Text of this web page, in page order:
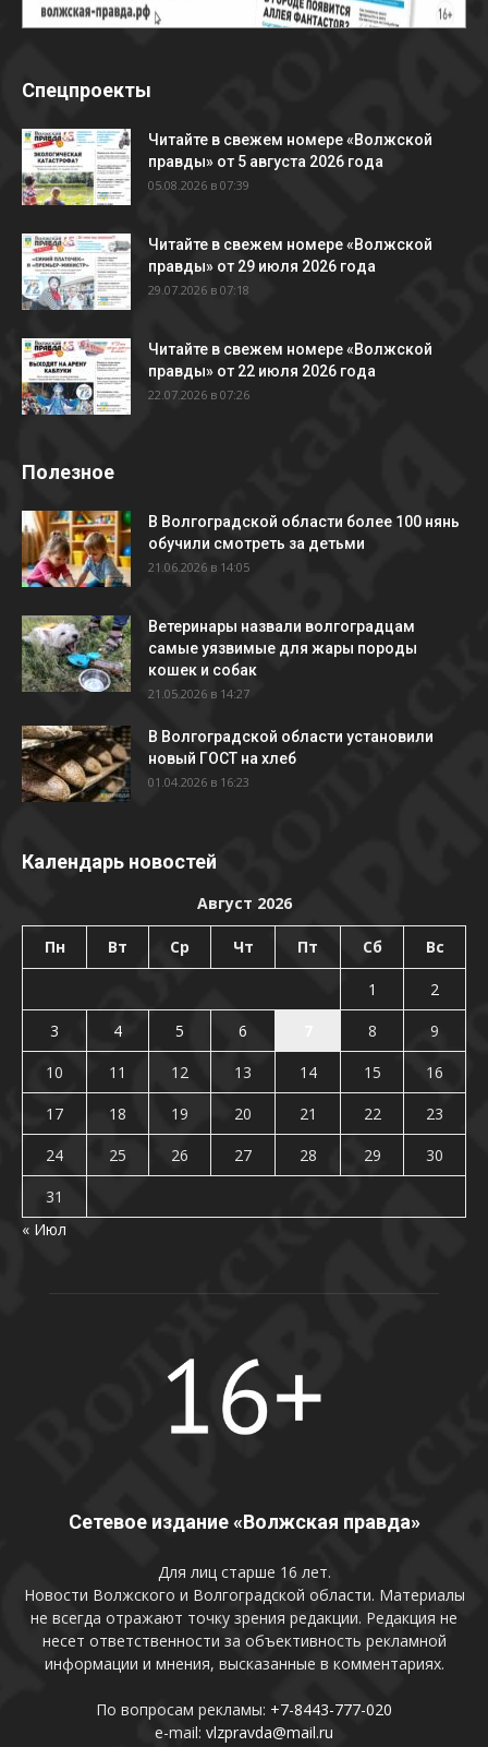
Спецпроекты
Читайте в свежем номере «Волжской
правды» от 5 августа 2026 года
05.08.2026 в 07:39
Читайте в свежем номере «Волжской
правды» от 29 июля 2026 года
29.07.2026 в 07:18
Читайте в свежем номере «Волжской
правды» от 22 июля 2026 года
22.07.2026 в 07:26
Полезное
В Волгоградской области более 100 нянь
обучили смотреть за детьми
21.06.2026 в 14:05
Ветеринары назвали волгоградцам
самые уязвимые для жары породы
кошек и собак
21.05.2026 в 14:27
В Волгоградской области установили
новый ГОСТ на хлеб
01.04.2026 в 16:23
Календарь новостей
Август 2026
Пн Вт Ср Чт Пт Сб Вс
1
2
3
4 5 6 8
9
10
11 12 13 14 15
16
17
18 19 20 21 22
23
24
25 26 27 28 29
30
31
« Июл
Сетевое издание «Волжская правда»
Для лиц старше 16 лет.
Новости Волжского и Волгоградской области. Материалы
не всегда отражают точку зрения редакции. Редакция не
несет ответственности за объективность рекламной
информации и мнения, высказанные в комментариях.
По вопросам рекламы: +7-8443-777-020
e-mail: vlzpravda@mail.ru